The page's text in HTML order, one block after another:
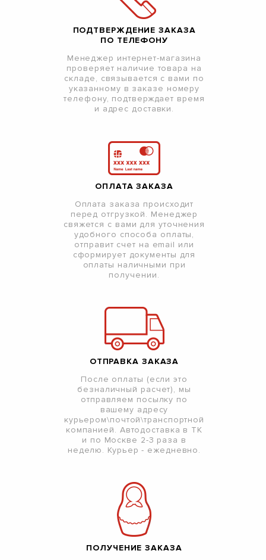
ПОДТВЕРЖДЕНИЕ ЗАКАЗА
ПО ТЕЛЕФОНУ
Менеджер интернет-магазина
проверяет наличие товара на
складе, связывается с вами по
указанному в заказе номеру
телефону, подтверждает время
и адрес доставки.
ОПЛАТА ЗАКАЗА
Оплата заказа происходит
перед отгрузкой. Менеджер
свяжется с вами для уточнения
удобного способа оплаты,
отправит счет на email или
сформирует документы для
оплаты наличными при
получении.
ОТПРАВКА ЗАКАЗА
После оплаты (если это
безналичный расчет), мы
отправляем посылку по
вашему адресу
курьером\почтой\транспортной
компанией. Автодоставка в ТК
и по Москве 2-3 раза в
неделю. Курьер - ежедневно.
ПОЛУЧЕНИЕ ЗАКАЗА